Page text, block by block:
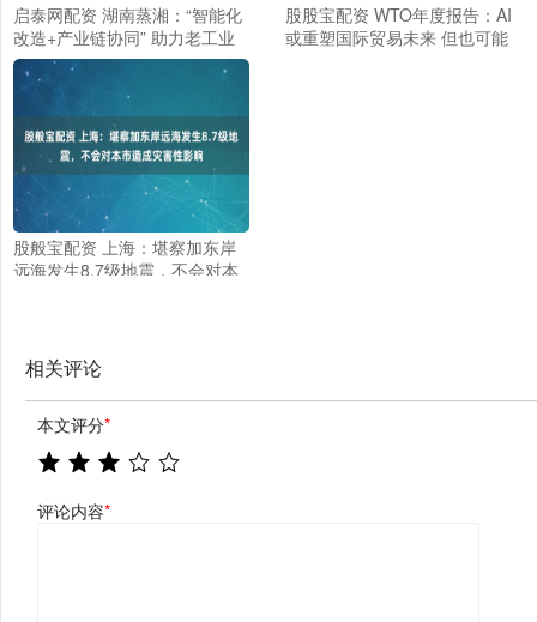
启泰网配资 湖南蒸湘：“智能化
改造+产业链协同” 助力老工业
基地跑出“新速度”
股股宝配资 WTO年度报告：AI
或重塑国际贸易未来 但也可能
股般宝配资 上海：堪察加东岸
远海发生8.7级地震，不会对本
相关评论
本文评分*
评论内容*